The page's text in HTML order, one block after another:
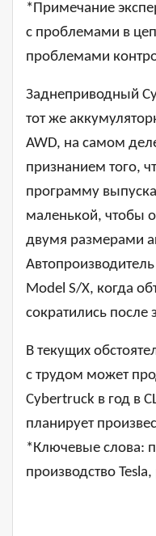
*Примечание
с проблемами в
проблемами
Заднеприводный
тот же
AWD, на самом
признанием того,
программу
маленькой, чтобы
двумя размерами
Model S/X, когда
сократились после
В текущих
с трудом может
Cybertruck в год в
планирует
*Ключевые слова:
производство